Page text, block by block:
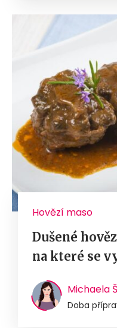
Hovězí maso
Dušené
na které se
Michaela
Doba